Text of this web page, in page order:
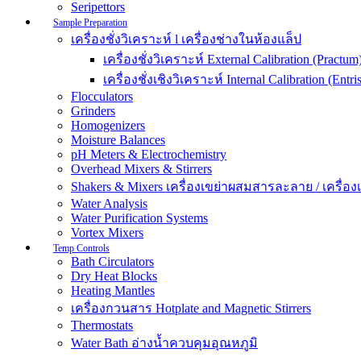
Seripettors
Sample Preparation
เครื่องชั่งวิเคราะห์ l เครื่องช่างในห้องแล็ป
เครื่องชั่งวิเคราะห์ External Calibration
เครื่องชั่งเชิงวิเคราะห์ Internal Calibration
Flocculators
Grinders
Homogenizers
Moisture Balances
pH Meters & Electrochemistry
Overhead Mixers & Stirrers
Shakers & Mixers เครื่องเขย่าผสมสารละลาย / เครื่อง
Water Analysis
Water Purification Systems
Vortex Mixers
Temp Controls
Bath Circulators
Dry Heat Blocks
Heating Mantles
เครื่องกวนสาร Hotplate and Magnetic Stirrers
Thermostats
Water Bath อ่างน้ำควบคุมอุณหภูมิ